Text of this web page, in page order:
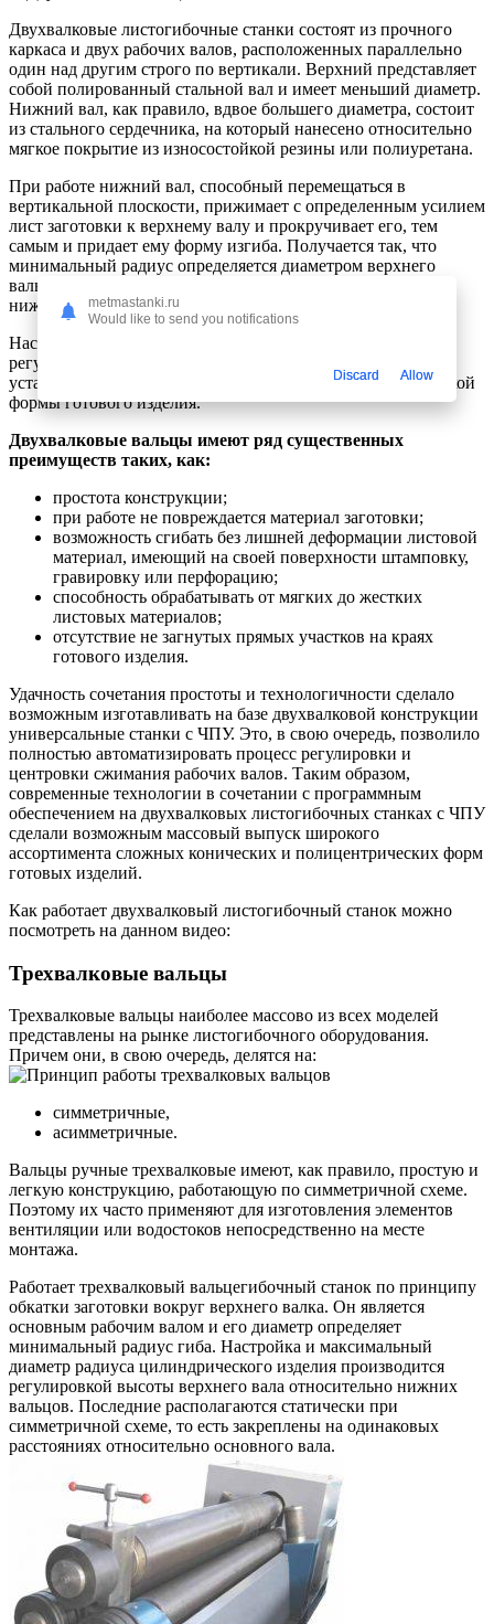
Двухвалковые листогибочные станки состоят из прочного
каркаса и двух рабочих валов, расположенных параллельно
один над другим строго по вертикали. Верхний представляет
собой полированный стальной вал и имеет меньший диаметр.
Нижний вал, как правило, вдвое большего диаметра, состоит
из стального сердечника, на который нанесено относительно
мягкое покрытие из износостойкой резины или полиуретана.
При работе нижний вал, способный перемещаться в
вертикальной плоскости, прижимает с определенным усилием
лист заготовки к верхнему валу и прокручивает его, тем
самым и придает ему форму изгиба. Получается так, что
минимальный радиус определяется диаметром верхнего
вальца, а максимальный радиус гиба — усилием прижима
нижнего вала.
Настройка такого станка заключается в механической
регулировке силы прижатия валов, тем самым позволяя
устанавливать необходимый размер радиуса цилиндрической
формы готового изделия.
Двухвалковые вальцы имеют ряд существенных
преимуществ таких, как:
простота конструкции;
при работе не повреждается материал заготовки;
возможность сгибать без лишней деформации листовой
материал, имеющий на своей поверхности штамповку,
гравировку или перфорацию;
способность обрабатывать от мягких до жестких
листовых материалов;
отсутствие не загнутых прямых участков на краях
готового изделия.
Удачность сочетания простоты и технологичности сделало
возможным изготавливать на базе двухвалковой конструкции
универсальные станки с ЧПУ. Это, в свою очередь, позволило
полностью автоматизировать процесс регулировки и
центровки сжимания рабочих валов. Таким образом,
современные технологии в сочетании с программным
обеспечением на двухвалковых листогибочных станках с ЧПУ
сделали возможным массовый выпуск широкого
ассортимента сложных конических и полицентрических форм
готовых изделий.
Как работает двухвалковый листогибочный станок можно
посмотреть на данном видео:
Трехвалковые вальцы
Трехвалковые вальцы наиболее массово из всех моделей
представлены на рынке листогибочного оборудования.
Причем они, в свою очередь, делятся на:
симметричные,
асимметричные.
Вальцы ручные трехвалковые имеют, как правило, простую и
легкую конструкцию, работающую по симметричной схеме.
Поэтому их часто применяют для изготовления элементов
вентиляции или водостоков непосредственно на месте
монтажа.
Работает трехвалковый вальцегибочный станок по принципу
обкатки заготовки вокруг верхнего валка. Он является
основным рабочим валом и его диаметр определяет
минимальный радиус гиба. Настройка и максимальный
диаметр радиуса цилиндрического изделия производится
регулировкой высоты верхнего вала относительно нижних
вальцов. Последние располагаются статически при
симметричной схеме, то есть закреплены на одинаковых
расстояниях относительно основного вала.
metmastanki.ru
Would like to send you notifications
Discard Allow